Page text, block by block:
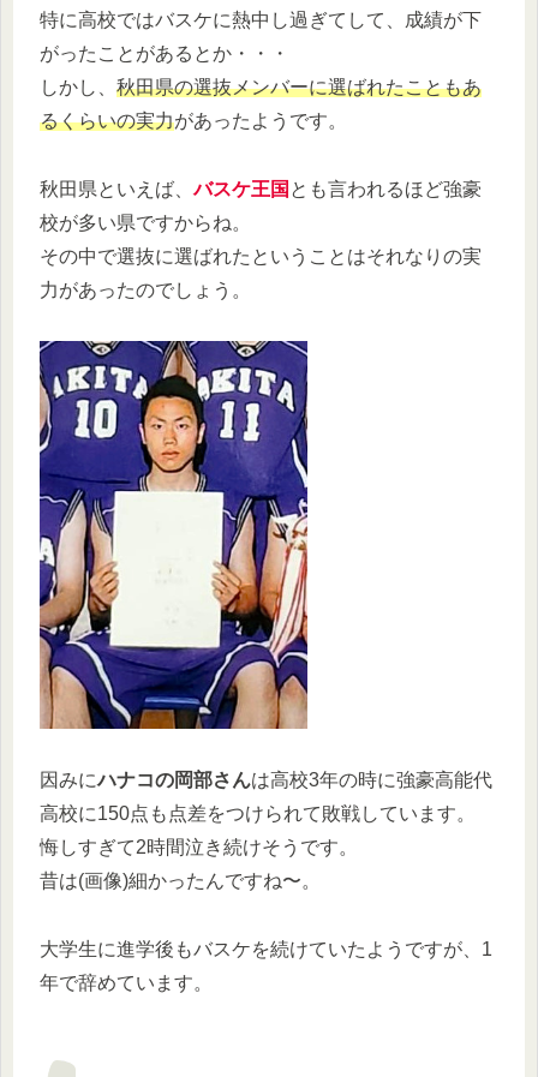
特に高校ではバスケに熱中し過ぎてして、成績が下
がったことがあるとか・・・
しかし、 秋田県の選抜メンバーに選ばれたこともあ
るくらいの実力があったようです。
秋田県といえば、バスケ王国 とも言われるほど強豪
校が多い県ですからね。
その中で選抜に選ばれたということはそれなりの実
力があったのでしょう。
因みにハナコの岡部さんは高校3年の時に強豪高能代
高校に150点も点差をつけられて敗戦しています。
悔しすぎて2時間泣き続けそうです。
昔は(画像)細かったんですね〜。
大学生に進学後もバスケを続けていたようですが、1
年で辞めています。